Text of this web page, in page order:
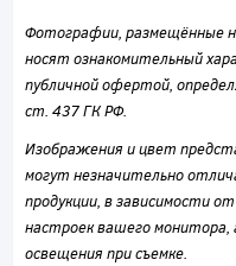
Фотографии, размещённые
носят ознакомительный
публичной офертой,
ст. 437 ГК РФ.
Изображения и цвет
могут незначительно
продукции, в зависимости
настроек вашего монитора,
освещения при съемке.